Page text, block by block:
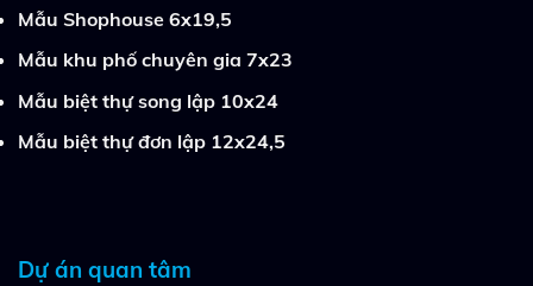
Mẫu Shophouse 6x19,5
Mẫu khu phố chuyên gia 7x23
Mẫu biệt thự song lập 10x24
Mẫu biệt thự đơn lập 12x24,5
Dự án quan tâm